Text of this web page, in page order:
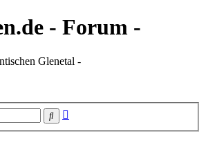
- Forum -
Glenetal -
Suche